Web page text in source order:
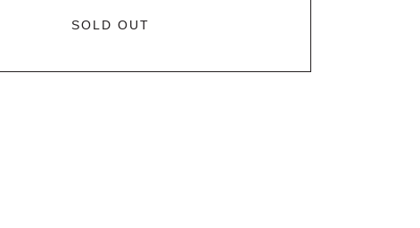
SOLD OUT